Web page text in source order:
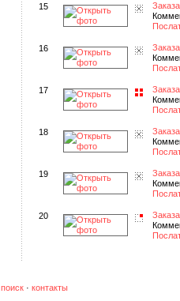
15
16
17
18
19
20
поиск · контакты